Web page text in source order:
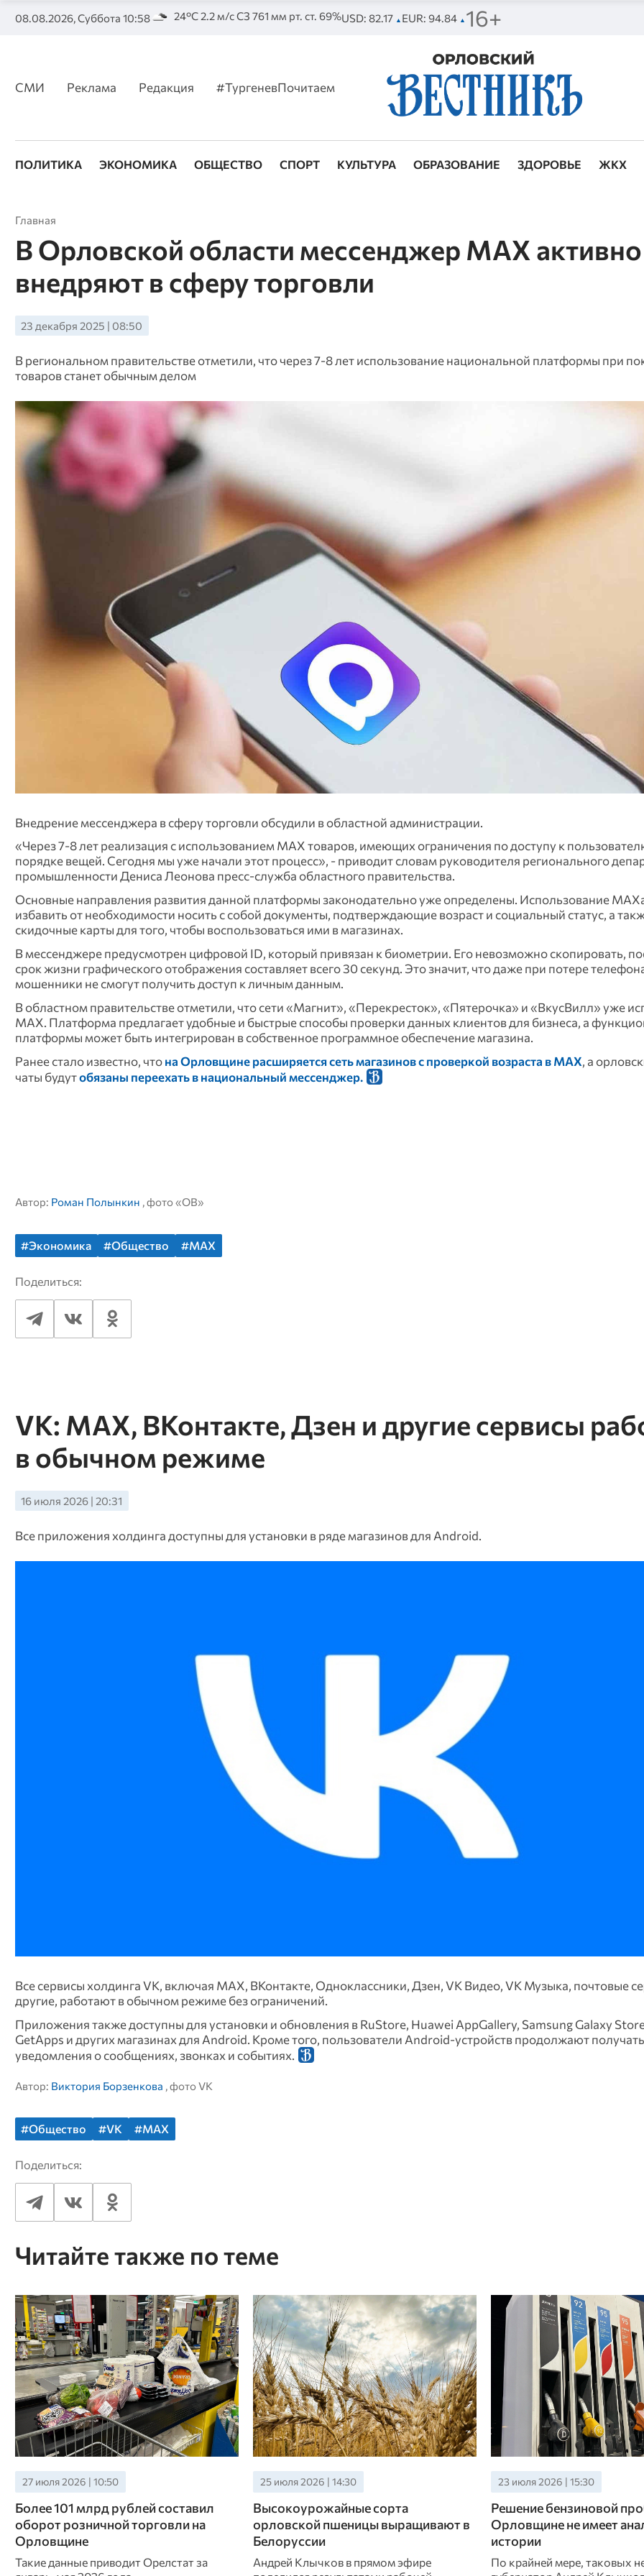
08.08.2026, Суббота 10:58 24°C 2.2 м/с СЗ 761 мм рт. ст. 69%USD: 82.17 ▲ EUR: 94.84 ▲ 16+
СМИ Реклама Редакция #ТургеневПочитаем
ПОЛИТИКА ЭКОНОМИКА ОБЩЕСТВО СПОРТ КУЛЬТУРА ОБРАЗОВАНИЕ ЗДОРОВЬЕ ЖКХ
Главная
В Орловской области мессенджер МАХ активно
внедряют в сферу торговли
23 декабря 2025 | 08:50
В региональном правительстве отметили, что через 7-8 лет использование национальной платформы при
товаров станет обычным делом
Внедрение мессенджера в сферу торговли обсудили в областной администрации.
«Через 7-8 лет реализация с использованием МАХ товаров, имеющих ограничения по доступу к
порядке вещей. Сегодня мы уже начали этот процесс», - приводит словам руководителя регионального
промышленности Дениса Леонова пресс-служба областного правительства.
Основные направления развития данной платформы законодательно уже определены. Использование
избавить от необходимости носить с собой документы, подтверждающие возраст и социальный статус, а
скидочные карты для того, чтобы воспользоваться ими в магазинах.
В мессенджере предусмотрен цифровой ID, который привязан к биометрии. Его невозможно скопировать,
срок жизни графического отображения составляет всего 30 секунд. Это значит, что даже при потере
мошенники не смогут получить доступ к личным данным.
В областном правительстве отметили, что сети «Магнит», «Перекресток», «Пятерочка» и «ВкусВилл» уже
МАХ. Платформа предлагает удобные и быстрые способы проверки данных клиентов для бизнеса, а
платформы может быть интегрирован в собственное программное обеспечение магазина.
Ранее стало известно, что на Орловщине расширяется сеть магазинов с проверкой возраста в МАХ , а
чаты будутобязаны переехать в национальный мессенджер.
Автор: Роман Полынкин , фото «ОВ»
#Экономика #Общество #MAX
Поделиться:
VK: MAX, ВКонтакте, Дзен и другие сервисы
в обычном режиме
16 июля 2026 | 20:31
Все приложения холдинга доступны для установки в ряде магазинов для Android.
Все сервисы холдинга VK, включая MAX, ВКонтакте, Одноклассники, Дзен, VK Видео, VK Музыка, почтовые
другие, работают в обычном режиме без ограничений.
Приложения также доступны для установки и обновления в RuStore, Huawei AppGallery, Samsung Galaxy
GetApps и других магазинах для Android. Кроме того, пользователи Android-устройств продолжают
уведомления о сообщениях, звонках и событиях.
Автор: Виктория Борзенкова , фото VK
#Общество #VK #MAX
Поделиться:
Читайте также по теме
27 июля 2026 | 10:50
Более 101 млрд рублей составил
оборот розничной торговли на
Орловщине
Такие данные приводит Орелстат за
25 июля 2026 | 14:30
Высокоурожайные сорта
орловской пшеницы выращивают в
Белоруссии
Андрей Клычков в прямом эфире
23 июля 2026 | 15:30
Решение бензиновой
Орловщине не имеет
истории
По крайней мере, таковых